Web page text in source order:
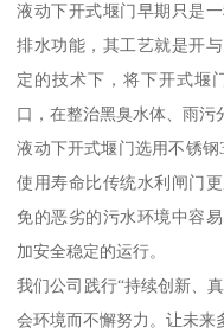
液动下开式堰门早期只是
排水功能，其工艺就是开
定的技术下，将下开式堰
口，在整治黑臭水体、雨污
液动下开式堰门选用不锈钢
使用寿命比传统水利闸门
免的恶劣的污水环境中容
加安全稳定的运行。
我们公司践行“持续创新、
会环境而不懈努力。让未来